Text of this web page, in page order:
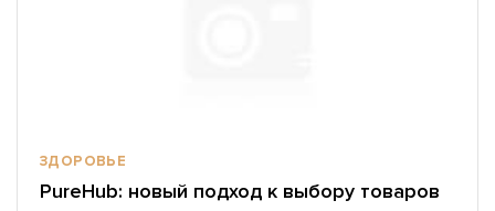
ЗДОРОВЬЕ
PureHub: новый подход к выбору товаров